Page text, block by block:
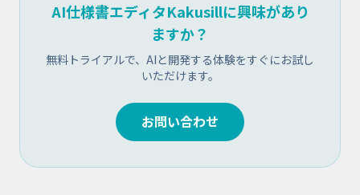
AI仕様書エディタKakusillに興味があり
ますか？
無料トライアルで、AIと開発する体験をすぐにお試し
いただけます。
お問い合わせ